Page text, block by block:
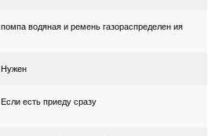
помпа водяная и ремень газораспределен ия
Нужен
Если есть приеду сразу